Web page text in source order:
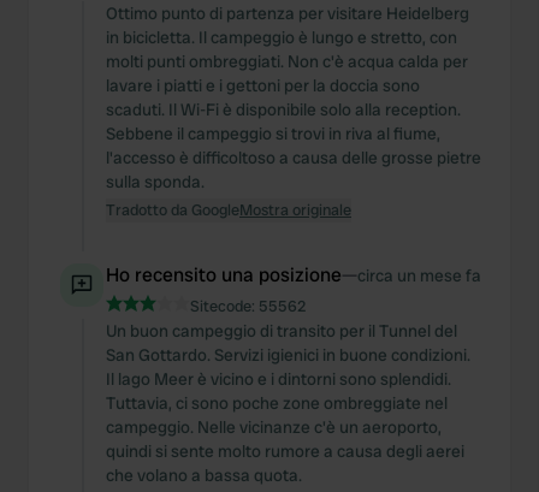
Ottimo punto di partenza per visitare Heidelberg
in bicicletta. Il campeggio è lungo e stretto, con
molti punti ombreggiati. Non c'è acqua calda per
lavare i piatti e i gettoni per la doccia sono
scaduti. Il Wi-Fi è disponibile solo alla reception.
Sebbene il campeggio si trovi in riva al fiume,
l'accesso è difficoltoso a causa delle grosse pietre
sulla sponda.
Tradotto da GoogleMostra originale
Ho recensito una posizione—circa un mese fa
Sitecode: 55562
Un buon campeggio di transito per il Tunnel del
San Gottardo. Servizi igienici in buone condizioni.
Il lago Meer è vicino e i dintorni sono splendidi.
Tuttavia, ci sono poche zone ombreggiate nel
campeggio. Nelle vicinanze c'è un aeroporto,
quindi si sente molto rumore a causa degli aerei
che volano a bassa quota.